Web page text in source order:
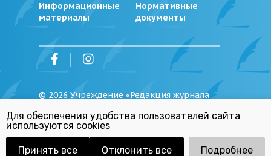
Информационные
материалы
Нормативные
документы
© 2026 Учреждение «Редакция журнала
Политика обработки персональных
данных
Республиканский список экстремистских
материалов
Для обеспечения удобства пользователей сайта
используются cookies
Принять все Отклонить все Подробнее